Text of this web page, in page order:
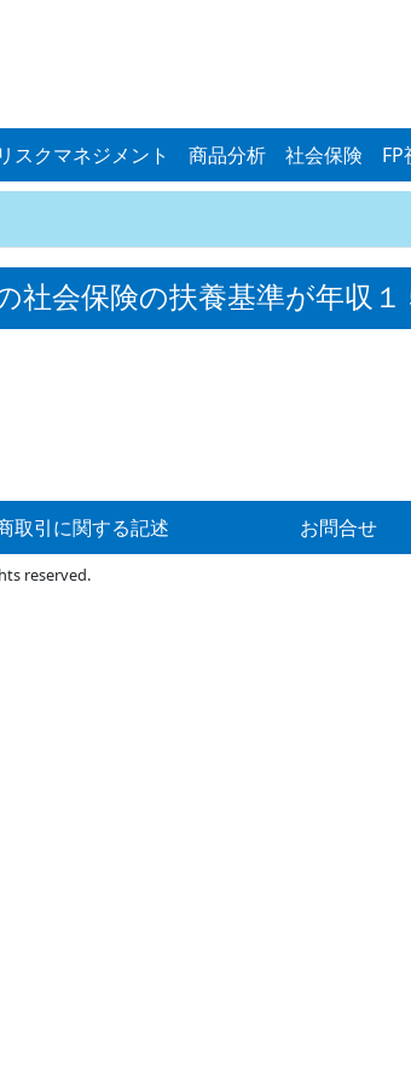
リスクマネジメント 商品分析 社会保険 FP
社会保険の扶養基準が年収
取引に関する記述 お問合せ
reserved.